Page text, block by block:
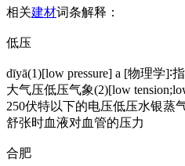
相关建材词条解释：
低压
dīyā(1)[low pressure] a [物理学]∶
大气压低压气象(2)[low
250伏特以下的电压低压水银蒸
舒张时血液对血管的压力
合肥